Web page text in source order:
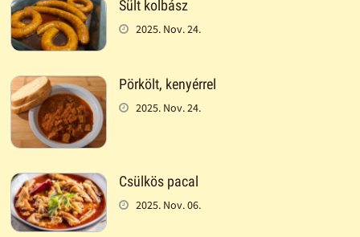
Sült kolbász
2025. Nov. 24.
Pörkölt, kenyérrel
2025. Nov. 24.
Csülkös pacal
2025. Nov. 06.